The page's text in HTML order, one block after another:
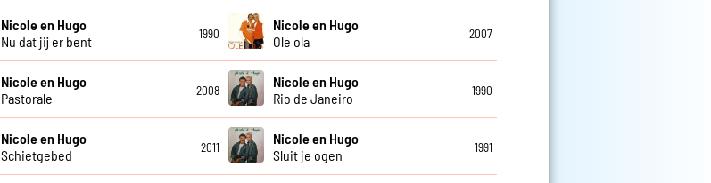
Nicole en Hugo
Nu dat jij er bent
1990
Nicole en Hugo
Ole ola
2007
Nicole en Hugo
Pastorale
2008
Nicole en Hugo
Rio de Janeiro
1990
Nicole en Hugo
Schietgebed
2011
Nicole en Hugo
Sluit je ogen
1991